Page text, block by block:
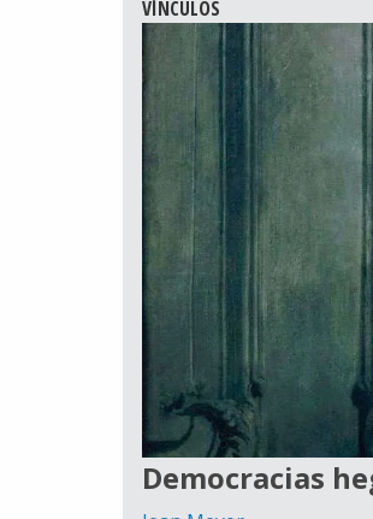
VÍNCULOS
Democracias